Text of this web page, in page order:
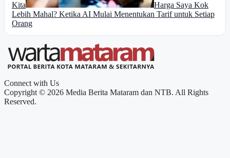
Kita
Harga Saya Kok
Lebih Mahal? Ketika AI Mulai Menentukan Tarif untuk Setiap
Orang
Connect with Us
Copyright © 2026 Media Berita Mataram dan NTB. All Rights
Reserved.